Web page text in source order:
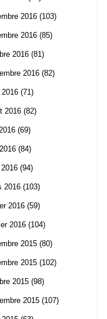
2016 (103)
2016 (85)
2016 (81)
2016 (82)
(71)
2016 (82)
(69)
(84)
(94)
2016 (103)
2016 (59)
2016 (104)
2015 (80)
2015 (102)
2015 (98)
2015 (107)